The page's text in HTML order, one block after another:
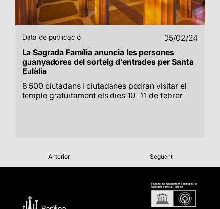
Data de publicació
05/02/24
La Sagrada Família anuncia les persones
guanyadores del sorteig d’entrades per Santa
Eulàlia
8.500 ciutadans i ciutadanes podran visitar el
temple gratuïtament els dies 10 i 11 de febrer
Anterior Següent